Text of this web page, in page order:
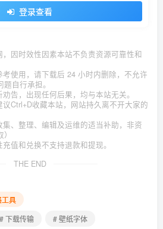
登录查看
因时效性因素本站不负责资源可靠性和
使用，请下载后 24 小时内删除，不允许
自行承担。
告，出现任何后果，均与本站无关。
Ctrl+D收藏本站，网站持久离不开大家的
、整理、编辑及运维的适当补助，非资
值和兑换不支持退款和提现。
THE END
工具
# 下载传输 # 壁纸字体